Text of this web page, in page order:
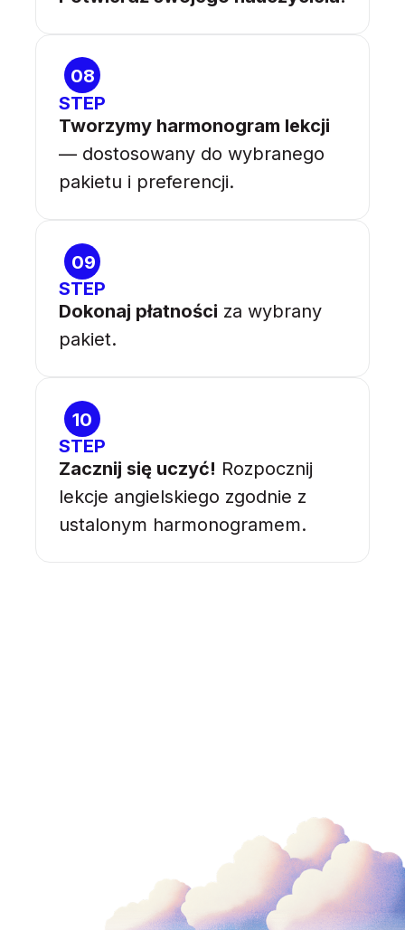
08
STEP
Tworzymy harmonogram lekcji
— dostosowany do wybranego
pakietu i preferencji.
09
STEP
Dokonaj płatności za wybrany
pakiet.
10
STEP
Zacznij się uczyć! Rozpocznij
lekcje angielskiego zgodnie z
ustalonym harmonogramem.